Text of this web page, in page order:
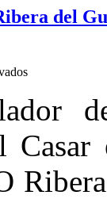
del
en
DO
Torta
Casar
y
Ribera
del